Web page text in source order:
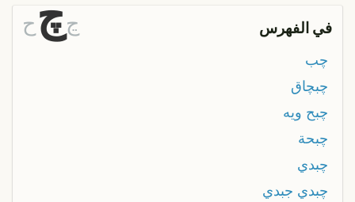
في الفهرس ڃچ ح
چب
چبچاق
چبح ويه
چبحة
چبدي
چبدي جبدي